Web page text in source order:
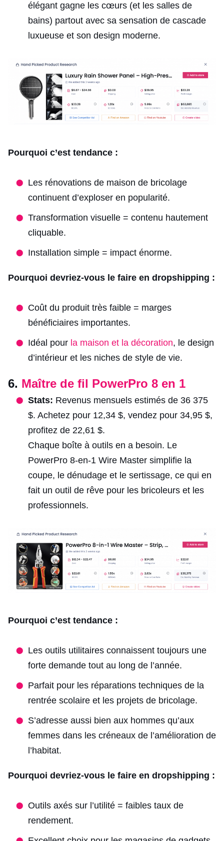
élégant gagne les cœurs (et les salles de
bains) partout avec sa sensation de cascade
luxueuse et son design moderne.
Pourquoi c’est tendance :
Les rénovations de maison de bricolage
continuent d’exploser en popularité.
Transformation visuelle = contenu hautement
cliquable.
Installation simple = impact énorme.
Pourquoi devriez-vous le faire en dropshipping :
Coût du produit très faible = marges
bénéficiaires importantes.
Idéal pour la maison et la décoration, le design
d’intérieur et les niches de style de vie.
6. Maître de fil PowerPro 8 en 1
Stats: Revenus mensuels estimés de 36 375
$. Achetez pour 12,34 $, vendez pour 34,95 $,
profitez de 22,61 $.
Chaque boîte à outils en a besoin. Le
PowerPro 8-en-1 Wire Master simplifie la
coupe, le dénudage et le sertissage, ce qui en
fait un outil de rêve pour les bricoleurs et les
professionnels.
Pourquoi c’est tendance :
Les outils utilitaires connaissent toujours une
forte demande tout au long de l’année.
Parfait pour les réparations techniques de la
rentrée scolaire et les projets de bricolage.
S’adresse aussi bien aux hommes qu’aux
femmes dans les créneaux de l’amélioration de
l’habitat.
Pourquoi devriez-vous le faire en dropshipping :
Outils axés sur l’utilité = faibles taux de
rendement.